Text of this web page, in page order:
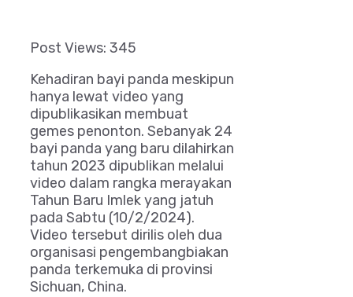
Post Views: 345
Kehadiran bayi panda meskipun
hanya lewat video yang
dipublikasikan membuat
gemes penonton. Sebanyak 24
bayi panda yang baru dilahirkan
tahun 2023 dipublikan melalui
video dalam rangka merayakan
Tahun Baru Imlek yang jatuh
pada Sabtu (10/2/2024).
Video tersebut dirilis oleh dua
organisasi pengembangbiakan
panda terkemuka di provinsi
Sichuan, China.